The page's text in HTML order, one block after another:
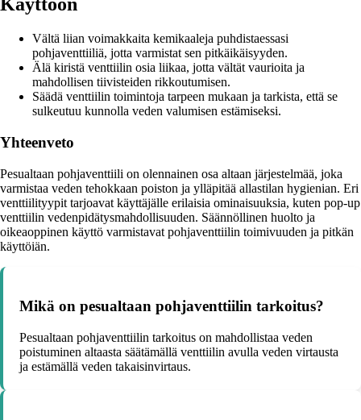
Käyttöön
Vältä liian voimakkaita kemikaaleja puhdistaessasi
pohjaventtiiliä, jotta varmistat sen pitkäikäisyyden.
Älä kiristä venttiilin osia liikaa, jotta vältät vaurioita ja
mahdollisen tiivisteiden rikkoutumisen.
Säädä venttiilin toimintoja tarpeen mukaan ja tarkista, että se
sulkeutuu kunnolla veden valumisen estämiseksi.
Yhteenveto
Pesualtaan pohjaventtiili on olennainen osa altaan järjestelmää, joka
varmistaa veden tehokkaan poiston ja ylläpitää allastilan hygienian. Eri
venttiilityypit tarjoavat käyttäjälle erilaisia ominaisuuksia, kuten pop-up
venttiilin vedenpidätysmahdollisuuden. Säännöllinen huolto ja
oikeaoppinen käyttö varmistavat pohjaventtiilin toimivuuden ja pitkän
käyttöiän.
Mikä on pesualtaan pohjaventtiilin tarkoitus?
Pesualtaan pohjaventtiilin tarkoitus on mahdollistaa veden
poistuminen altaasta säätämällä venttiilin avulla veden virtausta
ja estämällä veden takaisinvirtaus.